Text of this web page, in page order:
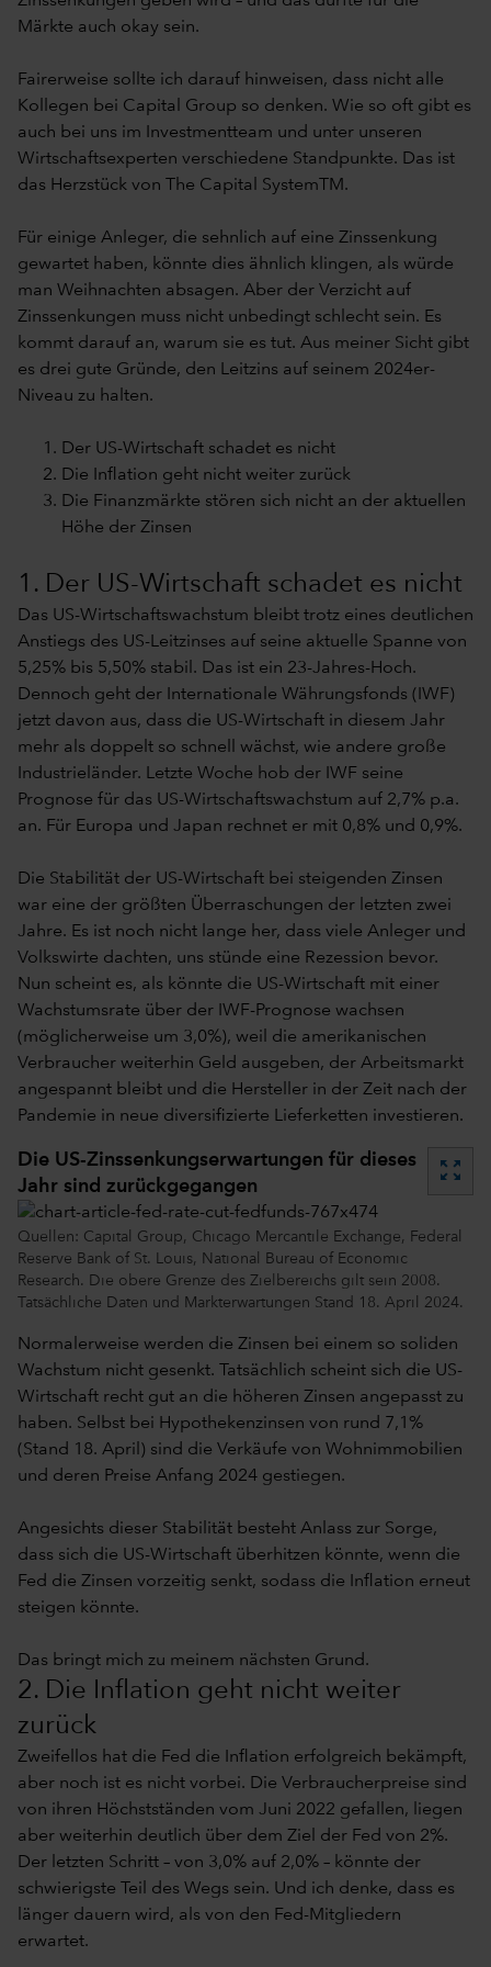
Märkte auch okay sein.
Fairerweise sollte ich darauf hinweisen, dass nicht alle
Kollegen bei Capital Group so denken. Wie so oft gibt es
auch bei uns im Investmentteam und unter unseren
Wirtschaftsexperten verschiedene Standpunkte. Das ist
das Herzstück von The Capital SystemTM.
Für einige Anleger, die sehnlich auf eine Zinssenkung
gewartet haben, könnte dies ähnlich klingen, als würde
man Weihnachten absagen. Aber der Verzicht auf
Zinssenkungen muss nicht unbedingt schlecht sein. Es
kommt darauf an, warum sie es tut. Aus meiner Sicht gibt
es drei gute Gründe, den Leitzins auf seinem 2024er-
Niveau zu halten.
Der US-Wirtschaft schadet es nicht
Die Inflation geht nicht weiter zurück
Die Finanzmärkte stören sich nicht an der aktuellen
Höhe der Zinsen
1. Der US-Wirtschaft schadet es nicht
Das US-Wirtschaftswachstum bleibt trotz eines deutlichen
Anstiegs des US-Leitzinses auf seine aktuelle Spanne von
5,25% bis 5,50% stabil. Das ist ein 23-Jahres-Hoch.
Dennoch geht der Internationale Währungsfonds (IWF)
jetzt davon aus, dass die US-Wirtschaft in diesem Jahr
mehr als doppelt so schnell wächst, wie andere große
Industrieländer. Letzte Woche hob der IWF seine
Prognose für das US-Wirtschaftswachstum auf 2,7% p.a.
an. Für Europa und Japan rechnet er mit 0,8% und 0,9%.
Die Stabilität der US-Wirtschaft bei steigenden Zinsen
war eine der größten Überraschungen der letzten zwei
Jahre. Es ist noch nicht lange her, dass viele Anleger und
Volkswirte dachten, uns stünde eine Rezession bevor.
Nun scheint es, als könnte die US-Wirtschaft mit einer
Wachstumsrate über der IWF-Prognose wachsen
(möglicherweise um 3,0%), weil die amerikanischen
Verbraucher weiterhin Geld ausgeben, der Arbeitsmarkt
angespannt bleibt und die Hersteller in der Zeit nach der
Pandemie in neue diversifizierte Lieferketten investieren.
Die US-Zinssenkungserwartungen für dieses
Jahr sind zurückgegangen
zoom_out_map
Quellen: Capital Group, Chicago Mercantile Exchange, Federal
Reserve Bank of St. Louis, National Bureau of Economic
Research. Die obere Grenze des Zielbereichs gilt sein 2008.
Tatsächliche Daten und Markterwartungen Stand 18. April 2024.
Normalerweise werden die Zinsen bei einem so soliden
Wachstum nicht gesenkt. Tatsächlich scheint sich die US-
Wirtschaft recht gut an die höheren Zinsen angepasst zu
haben. Selbst bei Hypothekenzinsen von rund 7,1%
(Stand 18. April) sind die Verkäufe von Wohnimmobilien
und deren Preise Anfang 2024 gestiegen.
Angesichts dieser Stabilität besteht Anlass zur Sorge,
dass sich die US-Wirtschaft überhitzen könnte, wenn die
Fed die Zinsen vorzeitig senkt, sodass die Inflation erneut
steigen könnte.
Das bringt mich zu meinem nächsten Grund.
2. Die Inflation geht nicht weiter
zurück
Zweifellos hat die Fed die Inflation erfolgreich bekämpft,
aber noch ist es nicht vorbei. Die Verbraucherpreise sind
von ihren Höchstständen vom Juni 2022 gefallen, liegen
aber weiterhin deutlich über dem Ziel der Fed von 2%.
Der letzten Schritt – von 3,0% auf 2,0% – könnte der
schwierigste Teil des Wegs sein. Und ich denke, dass es
länger dauern wird, als von den Fed-Mitgliedern
erwartet.